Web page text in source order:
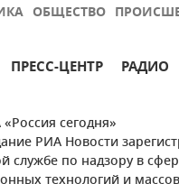
ОБЩЕСТВО
ПРЕСС-ЦЕНТР РАДИО
сегодня»
РИА Новости
службе по надзору в